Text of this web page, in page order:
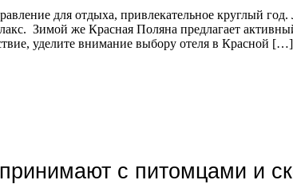
для отдыха, привлекательное круглый
Зимой же Красная Поляна предлагает
уделите внимание выбору отеля в Красной […]
с питомцами и